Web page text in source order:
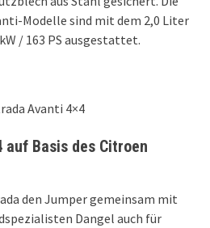
Modelle sind mit dem 2,0 Liter
/ 163 PS ausgestattet.
Avanti 4×4
auf Basis des Citroen
den Jumper gemeinsam mit
Dangel auch für